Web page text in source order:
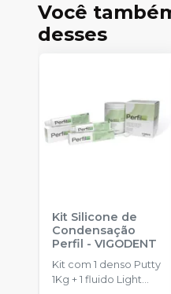
Você
desses
Kit Silicone de
Condensação
Perfil -VIGODENT
Kit com 1 denso Putty
1Kg + 1 fluido Light